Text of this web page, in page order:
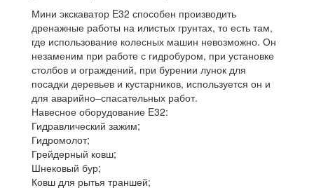
Мини экскаватор E32 способен производить
дренажные работы на илистых грунтах, то есть там,
где использование колесных машин невозможно. Он
незаменим при работе с гидробуром, при установке
столбов и ограждений, при бурении лунок для
посадки деревьев и кустарников, используется он и
для аварийно–спасательных работ.
Навесное оборудование E32:
Гидравлический зажим;
Гидромолот;
Грейдерный ковш;
Шнековый бур;
Ковш для рытья траншей;